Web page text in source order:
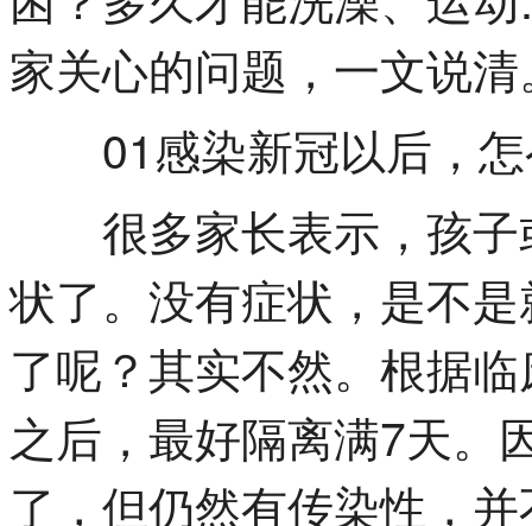
家关心的问题，一文说
01感染新冠以后，
很多家长表示，孩子
状了。没有症状，是不
了呢？其实不然。根据
之后，最好隔离满7天。
了，但仍然有传染性，